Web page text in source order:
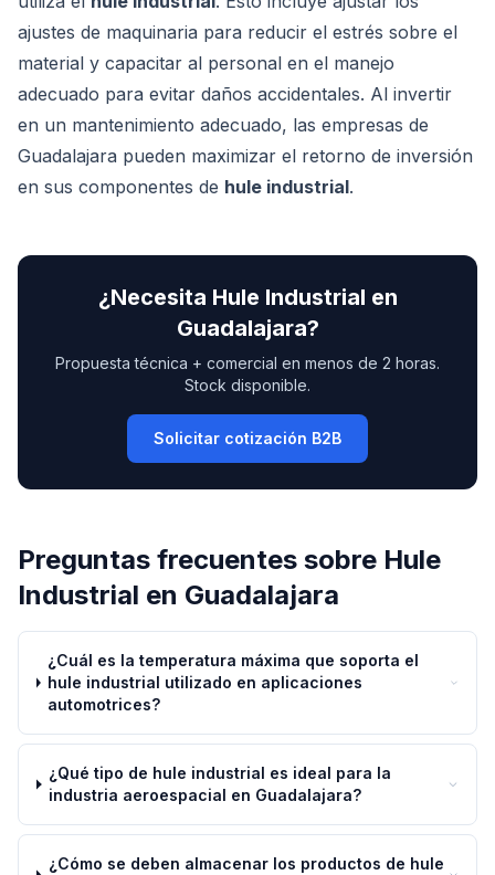
ajustes de maquinaria para reducir el estrés sobre el
material y capacitar al personal en el manejo
adecuado para evitar daños accidentales. Al invertir
en un mantenimiento adecuado, las empresas de
Guadalajara pueden maximizar el retorno de inversión
en sus componentes de hule industrial.
¿Necesita Hule Industrial en
Guadalajara?
Propuesta técnica + comercial en menos de 2 horas.
Stock disponible.
Solicitar cotización B2B
Preguntas frecuentes sobre Hule
Industrial en Guadalajara
¿Cuál es la temperatura máxima que soporta el
hule industrial utilizado en aplicaciones
automotrices?
¿Qué tipo de hule industrial es ideal para la
industria aeroespacial en Guadalajara?
¿Cómo se deben almacenar los productos de hule